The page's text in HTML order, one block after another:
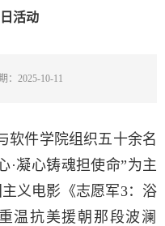
活动
：2025-10-11
软件学院组织五十余名
·凝心铸魂担使命”为主
义电影《志愿军3：浴
温抗美援朝那段波澜